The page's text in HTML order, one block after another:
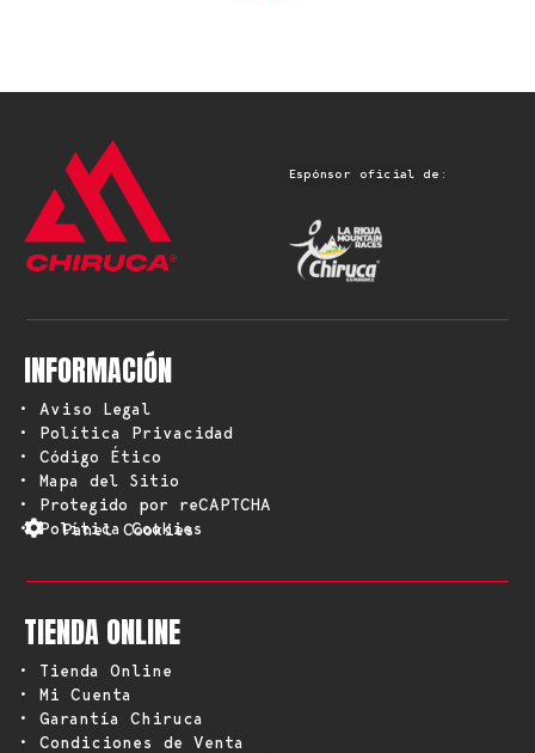
Espónsor oficial de:
INFORMACIÓN
• Aviso Legal
• Política Privacidad
• Código Ético
• Mapa del Sitio
• Protegido por reCAPTCHA
• Política Cookies
Panel Cookies
TIENDA ONLINE
• Tienda Online
• Mi Cuenta
• Garantía Chiruca
• Condiciones de Venta